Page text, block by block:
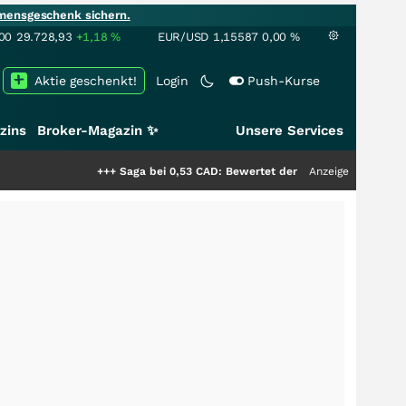
sichern.
29.728,93 +1,18% EUR/USD 1,15587 0,00 %
Login Push-Kurse
Aktie geschenkt!
Broker-Magazin ✨ Unsere Services
Saga bei 0,53 CAD: Bewertet der Markt noch immer nur die
Anzeige